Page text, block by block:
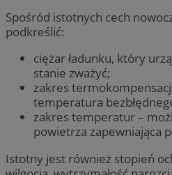
Spośród istotnych cech
podkreślić:
ciężar ładunku, który
stanie zważyć;
zakres
temperatura
zakres temperatur –
powietrza zapewniająca
Istotny jest również stopień